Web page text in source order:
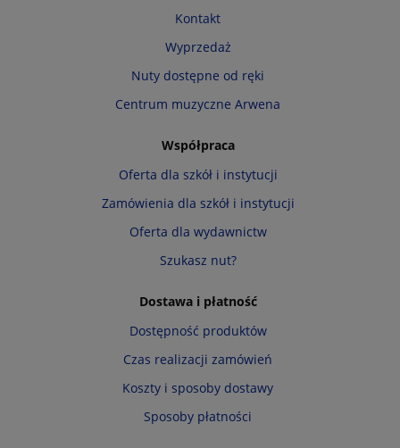
Kontakt
Wyprzedaż
Nuty dostępne od ręki
Centrum muzyczne Arwena
Współpraca
Oferta dla szkół i instytucji
Zamówienia dla szkół i instytucji
Oferta dla wydawnictw
Szukasz nut?
Dostawa i płatność
Dostępność produktów
Czas realizacji zamówień
Koszty i sposoby dostawy
Sposoby płatności